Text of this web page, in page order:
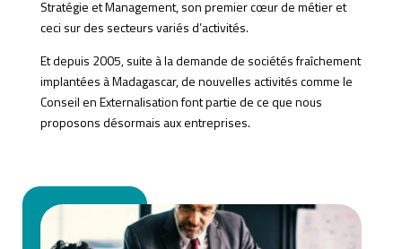
Stratégie et Management, son premier cœur de métier et
ceci sur des secteurs variés d’activités.
Et depuis 2005, suite à la demande de sociétés fraîchement
implantées à Madagascar, de nouvelles activités comme le
Conseil en Externalisation font partie de ce que nous
proposons désormais aux entreprises.